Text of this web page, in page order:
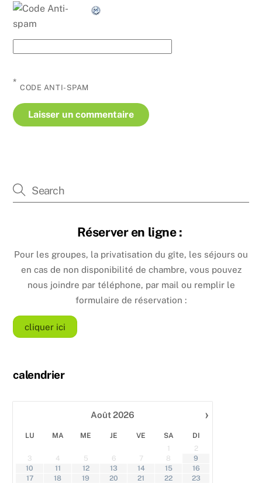
CODE ANTI-SPAM
*
Réserver en ligne :
Pour les groupes, la privatisation du gîte, les séjours ou
en cas de non disponibilité de chambre, vous pouvez
nous joindre par téléphone, par mail ou remplir le
formulaire de réservation :
cliquer ici
calendrier
›
Août 2026
LU MA ME JE VE SA
DI
1
2
3
4 5 6 7 8
9
10
11 12 13 14 15
16
17
18 19 20 21 22
23